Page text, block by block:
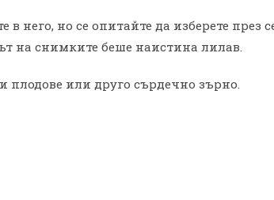
него, но се опитайте да изберете през
на снимките беше наистина лилав.
плодове или друго сърдечно зърно.